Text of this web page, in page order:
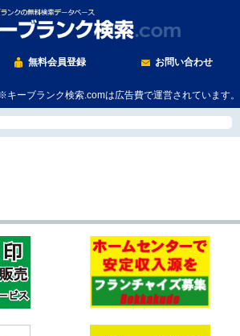
無料会員登録 お問い合わせ
キーブランク検索.comは広告費で運営されています。